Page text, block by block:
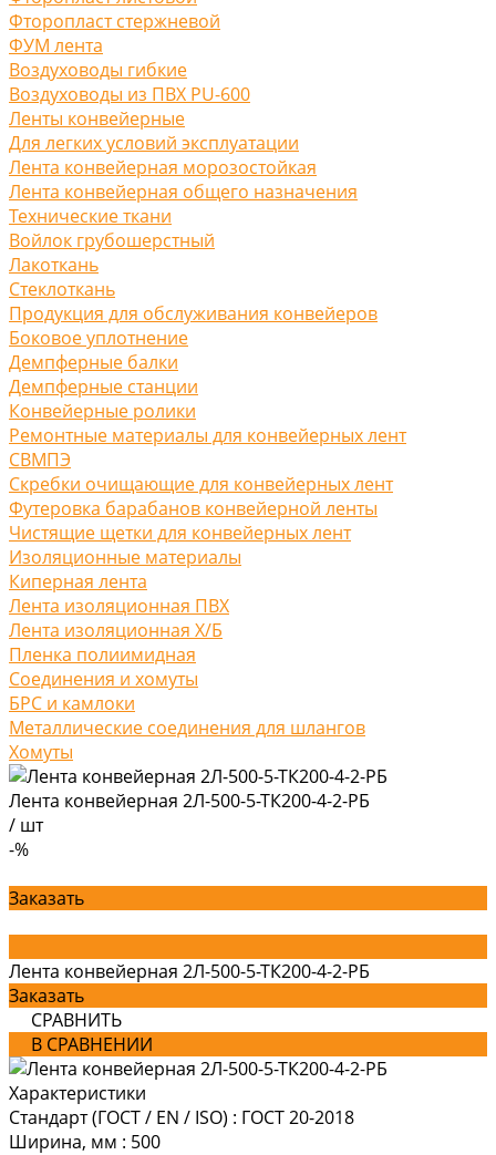
Фторопласт стержневой
ФУМ лента
Воздуховоды гибкие
Воздуховоды из ПВХ PU-600
Ленты конвейерные
Для легких условий эксплуатации
Лента конвейерная морозостойкая
Лента конвейерная общего назначения
Технические ткани
Войлок грубошерстный
Лакоткань
Стеклоткань
Продукция для обслуживания конвейеров
Боковое уплотнение
Демпферные балки
Демпферные станции
Конвейерные ролики
Ремонтные материалы для конвейерных лент
СВМПЭ
Скребки очищающие для конвейерных лент
Футеровка барабанов конвейерной ленты
Чистящие щетки для конвейерных лент
Изоляционные материалы
Киперная лента
Лента изоляционная ПВХ
Лента изоляционная Х/Б
Пленка полиимидная
Соединения и хомуты
БРС и камлоки
Металлические соединения для шлангов
Хомуты
Лента конвейерная 2Л-500-5-ТК200-4-2-РБ
/ шт
-%
Заказать
Лента конвейерная 2Л-500-5-ТК200-4-2-РБ
Заказать
СРАВНИТЬ
В СРАВНЕНИИ
Характеристики
Стандарт (ГОСТ / EN / ISO) : ГОСТ 20-2018
Ширина, мм : 500